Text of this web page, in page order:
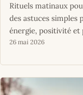
Rituels matinaux
des astuces
énergie, positivité
26 mai 2026